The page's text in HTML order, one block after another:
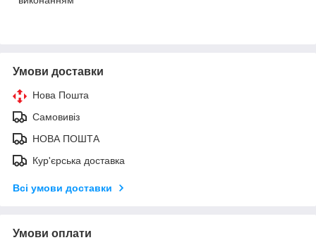
Умови доставки
Нова Пошта
Самовивіз
НОВА ПОШТА
Кур'єрська доставка
Всі умови доставки
Умови оплати